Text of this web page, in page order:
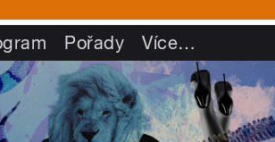
Pořady Více…